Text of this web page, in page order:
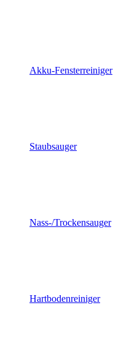
Akku-Fensterreiniger
Staubsauger
Nass-/Trockensauger
Hartbodenreiniger